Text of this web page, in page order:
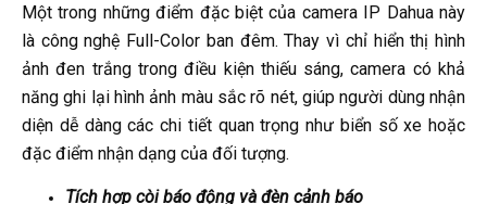
Một trong những điểm đặc biệt của camera IP Dahua này
là công nghệ Full-Color ban đêm. Thay vì chỉ hiển thị hình
ảnh đen trắng trong điều kiện thiếu sáng, camera có khả
năng ghi lại hình ảnh màu sắc rõ nét, giúp người dùng nhận
diện dễ dàng các chi tiết quan trọng như biển số xe hoặc
đặc điểm nhận dạng của đối tượng.
Tích hợp còi báo động và đèn cảnh báo